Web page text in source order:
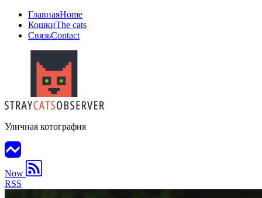
ГлавнаяHome
КошкиThe cats
СвязьContact
Уличная котография
Now
RSS